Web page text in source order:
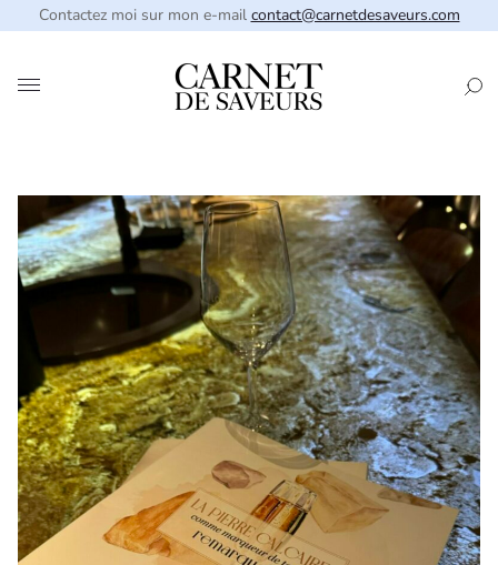
Contactez moi sur mon e-mail contact@carnetdesaveurs.com